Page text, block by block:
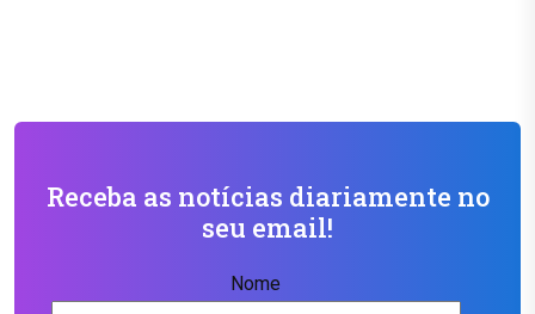
Receba as notícias diariamente no
seu email!
Nome